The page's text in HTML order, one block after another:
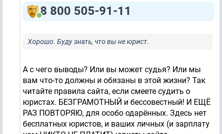
8 800 505-91-11
Хорошо. Буду знать, что вы не юрист.
А с чего выводы? Или вы может судья? Или мы
вам что-то должны и обязаны в этой жизни? Так
читайте правила сайта, если смеете судить о
юристах. БЕЗГРАМОТНЫЙ и бессовестный! И ЕЩЁ
РАЗ ПОВТОРЯЮ, для особо одарённых. Здесь нет
бесплатных юристов, и ваших личных (и зарплату